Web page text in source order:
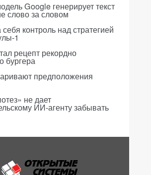
Google генерирует текст
слово за словом
контроль над стратегией
1
рецепт рекордно
бургера
предположения
не дает
ИИ-агенту забывать